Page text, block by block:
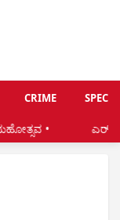
CRIME
ಎರ್ ಪೋರ್ಟ್ ನಿಂದ